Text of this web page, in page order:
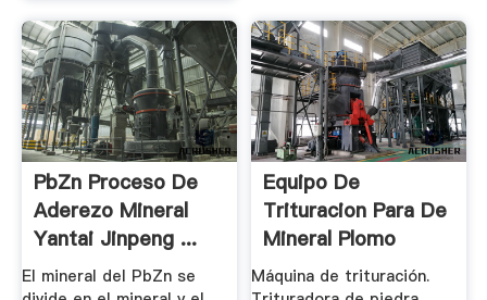
PbZn Proceso De
Aderezo Mineral
Yantai Jinpeng ...
El mineral del PbZn se
Equipo De
Trituracion Para De
Mineral Plomo
Trituradora ...
Máquina de trituración.